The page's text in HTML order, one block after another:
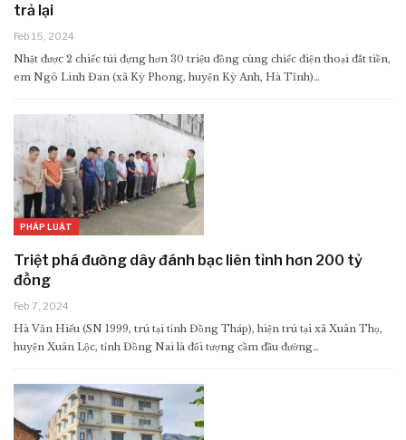
trả lại
Feb 15, 2024
Nhặt được 2 chiếc túi đựng hơn 30 triệu đồng cùng chiếc điện thoại đắt tiền,
em Ngô Linh Đan (xã Kỳ Phong, huyện Kỳ Anh, Hà Tĩnh)…
PHÁP LUẬT
Triệt phá đường dây đánh bạc liên tỉnh hơn 200 tỷ
đồng
Feb 7, 2024
Hà Văn Hiếu (SN 1999, trú tại tỉnh Đồng Tháp), hiện trú tại xã Xuân Thọ,
huyện Xuân Lộc, tỉnh Đồng Nai là đối tượng cầm đầu đường…